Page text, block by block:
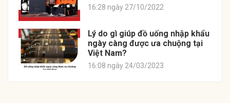
16:28 ngày 27/10/2022
Lý do gì giúp đồ uống nhập khẩu
ngày càng được ưa chuộng tại
Việt Nam?
16:08 ngày 24/03/2023